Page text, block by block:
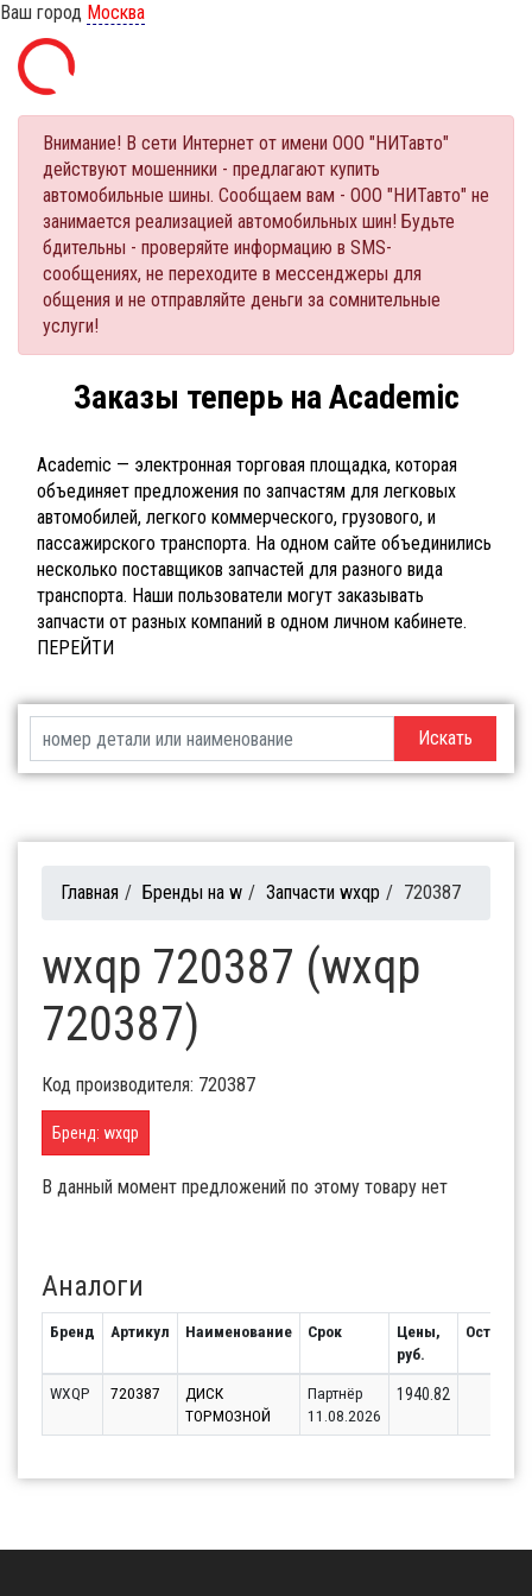
Ваш город Москва
Внимание! В сети Интернет от имени ООО "НИТавто"
действуют мошенники - предлагают купить
автомобильные шины. Сообщаем вам - ООО "НИТавто" не
занимается реализацией автомобильных шин! Будьте
бдительны - проверяйте информацию в SMS-
сообщениях, не переходите в мессенджеры для
общения и не отправляйте деньги за сомнительные
услуги!
Заказы теперь на Academic
Academic — электронная торговая площадка, которая
объединяет предложения по запчастям для легковых
автомобилей, легкого коммерческого, грузового, и
пассажирского транспорта. На одном сайте объединились
несколько поставщиков запчастей для разного вида
транспорта. Наши пользователи могут заказывать
запчасти от разных компаний в одном личном кабинете.
ПЕРЕЙТИ
Искать
Главная / Бренды на w / Запчасти wxqp / 720387
wxqp 720387 (wxqp
720387)
Код производителя: 720387
Бренд: wxqp
В данный момент предложений по этому товару нет
Аналоги
Бренд Артикул Наименование Срок
Цены,
руб.
Остаток
WXQP 720387
ДИСК
ТОРМОЗНОЙ
Партнёр
11.08.2026
1940.82